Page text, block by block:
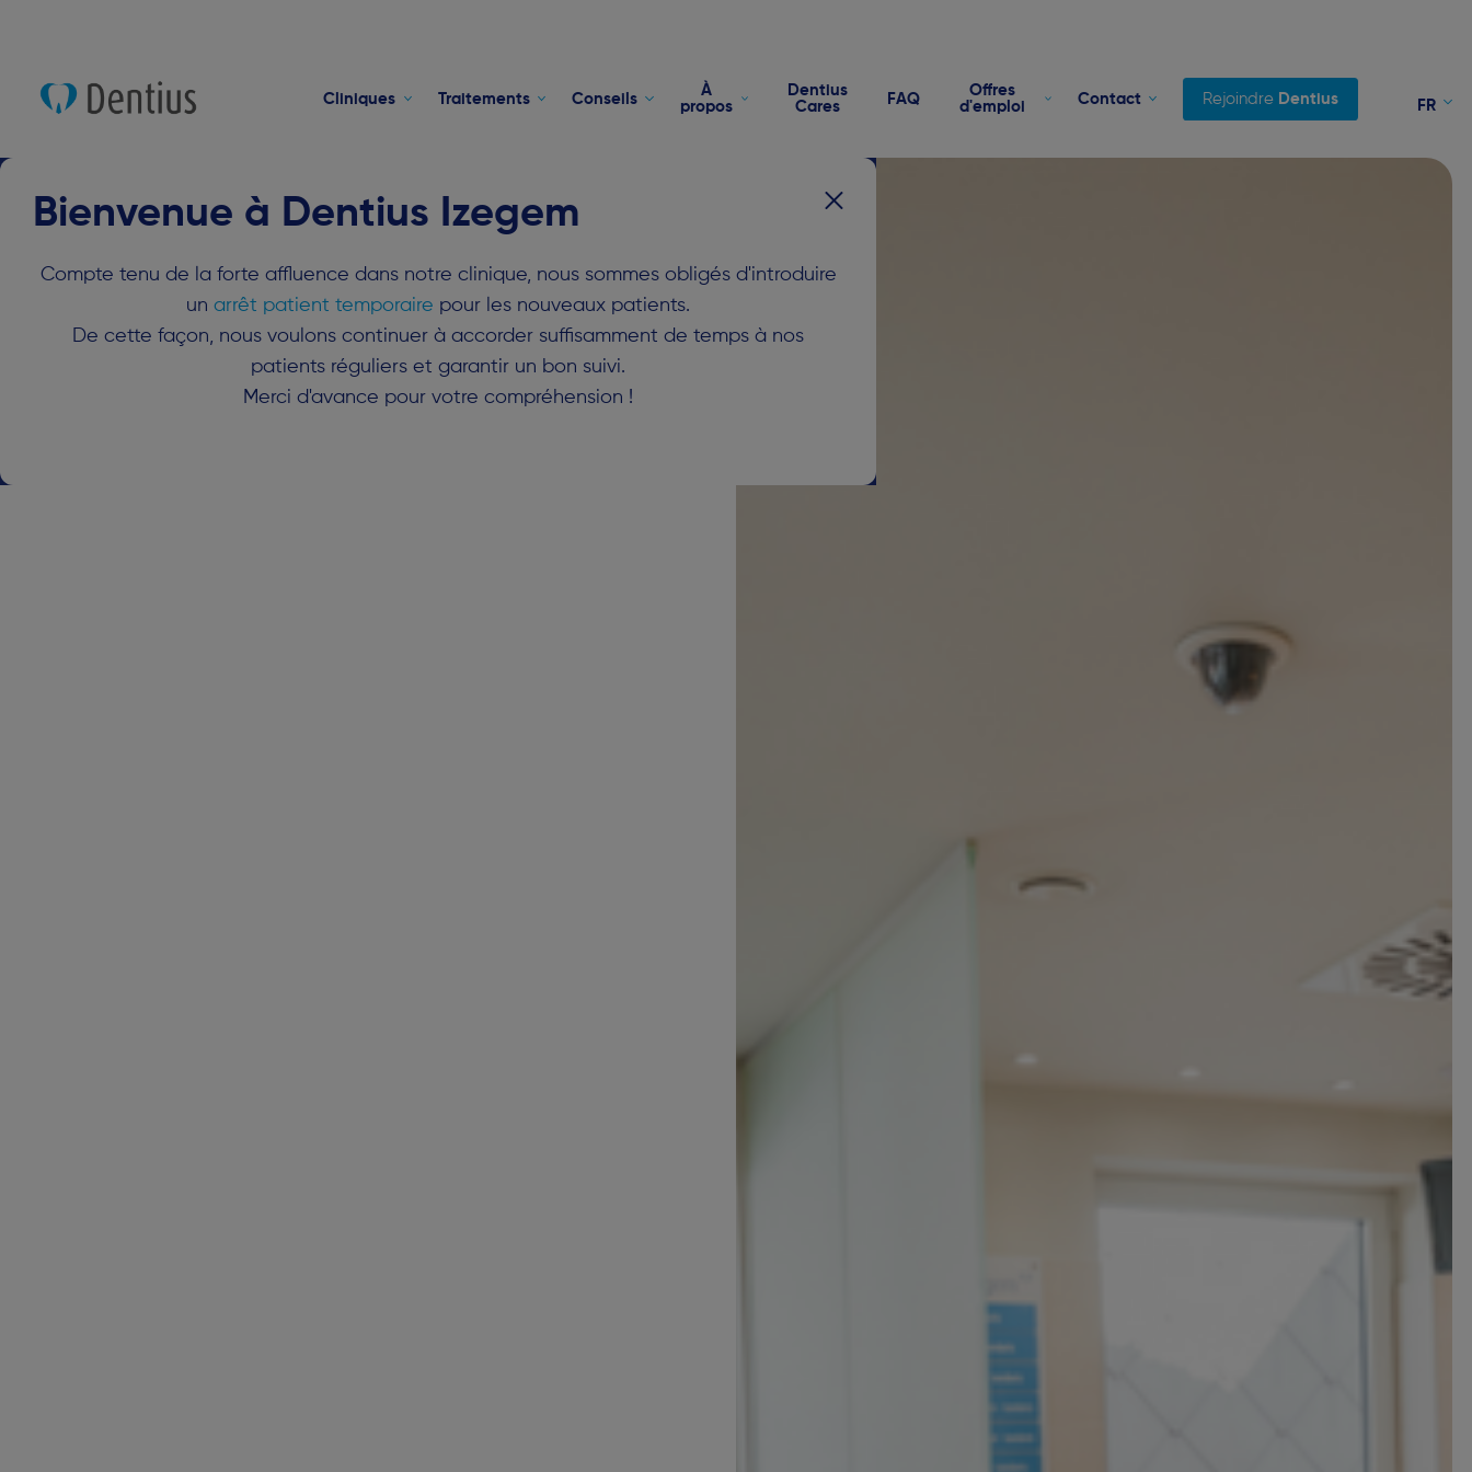
Cliniques Traitements Conseils
À
propos
Dentius
Cares
FAQ
Offres
d'emploi
Contact Rejoindre Dentius FR
Bienvenue à Dentius Izegem
Compte tenu de la forte affluence dans notre clinique, nous sommes obligés d'introduire
un arrêt patient temporaire pour les nouveaux patients.
De cette façon, nous voulons continuer à accorder suffisamment de temps à nos
patients réguliers et garantir un bon suivi.
Merci d'avance pour votre compréhension !